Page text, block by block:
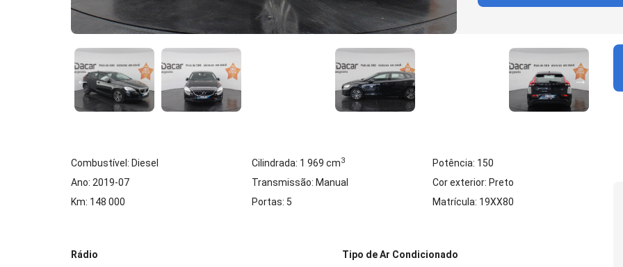
Combustível: Diesel Cilindrada: 1 969 cm3
Potência: 150
Ano: 2019-07
Transmissão: Manual
Cor exterior: Preto
Km: 148 000
Portas: 5 Matrícula: 19XX80
Rádio
Tipo de Ar Condicionado